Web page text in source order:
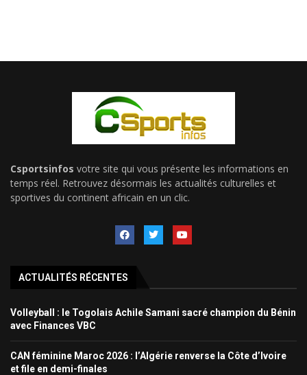
Csportsinfos votre site qui vous présente les informations en
temps réel. Retrouvez désormais les actualités culturelles et
sportives du continent africain en un clic.
ACTUALITÉS RÉCENTES
Volleyball : le Togolais Achile Samani sacré champion du Bénin
avec Finances VBC
CAN féminine Maroc 2026 : l’Algérie renverse la Côte d’Ivoire
et file en demi-finales